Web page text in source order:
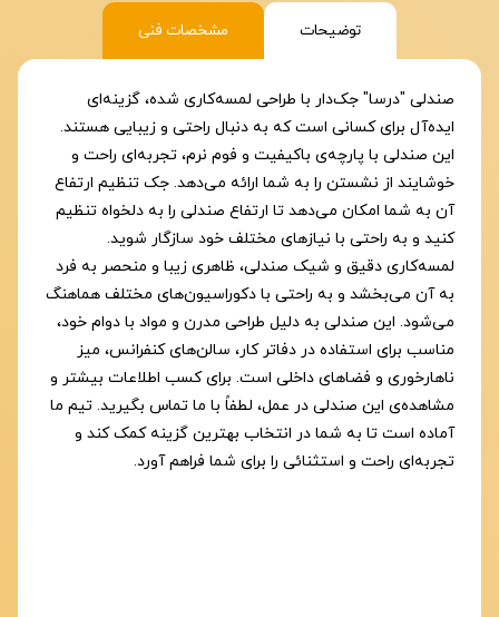
توضیحات مشخصات فنی
صندلی "درسا" جک‌دار با طراحی لمسه‌کاری شده، گزینه‌ای
ایده‌آل برای کسانی است که به دنبال راحتی و زیبایی هستند.
این صندلی با پارچه‌ی باکیفیت و فوم نرم، تجربه‌ای راحت و
خوشایند از نشستن را به شما ارائه می‌دهد. جک تنظیم ارتفاع
آن به شما امکان می‌دهد تا ارتفاع صندلی را به دلخواه تنظیم
کنید و به راحتی با نیازهای مختلف خود سازگار شوید.
لمسه‌کاری دقیق و شیک صندلی، ظاهری زیبا و منحصر به فرد
به آن می‌بخشد و به راحتی با دکوراسیون‌های مختلف هماهنگ
می‌شود. این صندلی به دلیل طراحی مدرن و مواد با دوام خود،
مناسب برای استفاده در دفاتر کار، سالن‌های کنفرانس، میز
ناهارخوری و فضاهای داخلی است. برای کسب اطلاعات بیشتر و
مشاهده‌ی این صندلی در عمل، لطفاً با ما تماس بگیرید. تیم ما
آماده است تا به شما در انتخاب بهترین گزینه کمک کند و
تجربه‌ای راحت و استثنائی را برای شما فراهم آورد.